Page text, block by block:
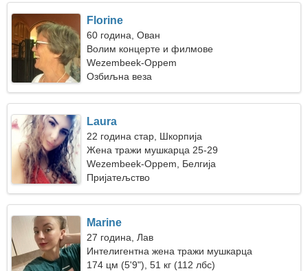
Florine
60 година, Ован
Волим концерте и филмове
Wezembeek-Oppem
Озбиљна веза
Laura
22 година стар, Шкорпија
Жена тражи мушкарца 25-29
Wezembeek-Oppem, Белгија
Пријатељство
Marine
27 година, Лав
Интелигентна жена тражи мушкарца
174 цм (5'9"), 51 кг (112 лбс)